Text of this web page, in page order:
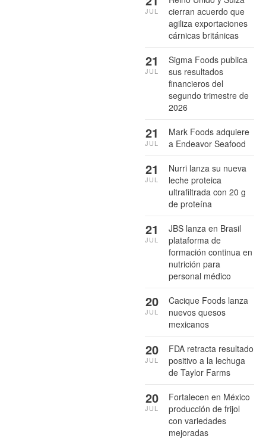
cierran acuerdo que
agiliza exportaciones
cárnicas británicas
JUL
Sigma Foods publica
sus resultados
financieros del
segundo trimestre de
2026
21
JUL
Mark Foods adquiere
a Endeavor Seafood
21
JUL
Nurri lanza su nueva
leche proteica
ultrafiltrada con 20 g
de proteína
21
JUL
JBS lanza en Brasil
plataforma de
formación continua en
nutrición para
personal médico
21
JUL
Cacique Foods lanza
nuevos quesos
mexicanos
20
JUL
FDA retracta resultado
positivo a la lechuga
de Taylor Farms
20
JUL
Fortalecen en México
producción de frijol
con variedades
mejoradas
20
JUL